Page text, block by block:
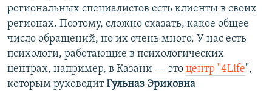
региональных специалистов есть клиенты в своих
регионах. Поэтому, сложно сказать, какое общее
число обращений, но их очень много. У нас есть
психологи, работающие в психологических
центрах, например, в Казани — это центр "4Life",
которым руководитГульназ Эриковна